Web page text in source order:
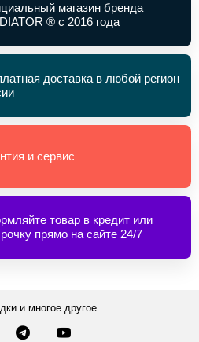
магазин бренда
® с 2016 года
доставка в любой регион
и сервис
товар в кредит или
прямо на сайте 24/7
и многое другое